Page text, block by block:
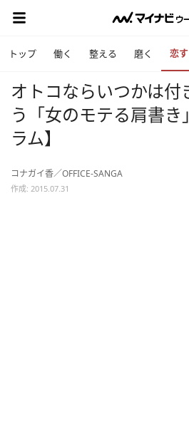
トップ 働く 整える 磨く 恋
オトコならいつかは付
う「女のモテる肩書き
ラム】
コナガイ香／OFFICE-SANGA
作成: 2015.07.31